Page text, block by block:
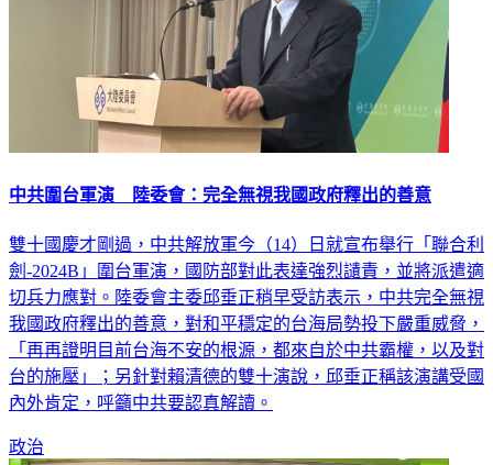
中共圍台軍演 陸委會：完全無視我國政府釋出的善意
雙十國慶才剛過，中共解放軍今（14）日就宣布舉行「聯合利
劍-2024B」圍台軍演，國防部對此表達強烈讉責，並將派遣適
切兵力應對。陸委會主委邱垂正稍早受訪表示，中共完全無視
我國政府釋出的善意，對和平穩定的台海局勢投下嚴重威脅，
「再再證明目前台海不安的根源，都來自於中共霸權，以及對
台的施壓」；另針對賴清德的雙十演說，邱垂正稱該演講受國
內外肯定，呼籲中共要認真解讀。
政治